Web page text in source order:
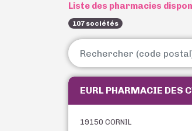
Liste des pharmacies
107 sociétés
EURL PHARMACIE DES
19150 CORNIL